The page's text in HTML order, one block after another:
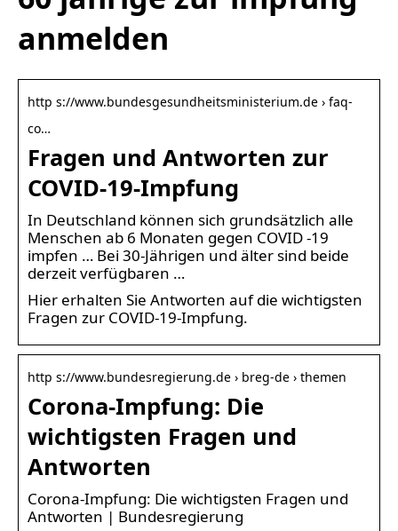
anmelden
http s://www.bundesgesundheitsministerium.de › faq-
co…
Fragen und Antworten zur
COVID-19-Impfung
In Deutschland können sich grundsätzlich alle
Menschen ab 6 Monaten gegen COVID -19
impfen … Bei 30-Jährigen und älter sind beide
derzeit verfügbaren …
Hier erhalten Sie Antworten auf die wichtigsten
Fragen zur COVID-19-Impfung.
http s://www.bundesregierung.de › breg-de › themen
Corona-Impfung: Die
wichtigsten Fragen und
Antworten
Corona-Impfung: Die wichtigsten Fragen und
Antworten | Bundesregierung